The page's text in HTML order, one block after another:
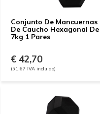
Conjunto De Mancuernas
De Caucho Hexagonal De
7kg 1 Pares
€ 42,70
(51,67 IVA incluido)